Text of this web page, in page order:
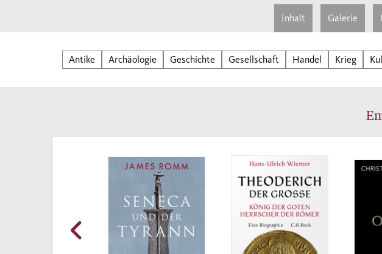
immer engmaschigere
und nach über das Meer
Handelsschiffe und
Gibraltar bis nach Tyros
archäologische
Inhalt Galerie
Antike Archäologie Geschichte Gesellschaft Handel Krieg